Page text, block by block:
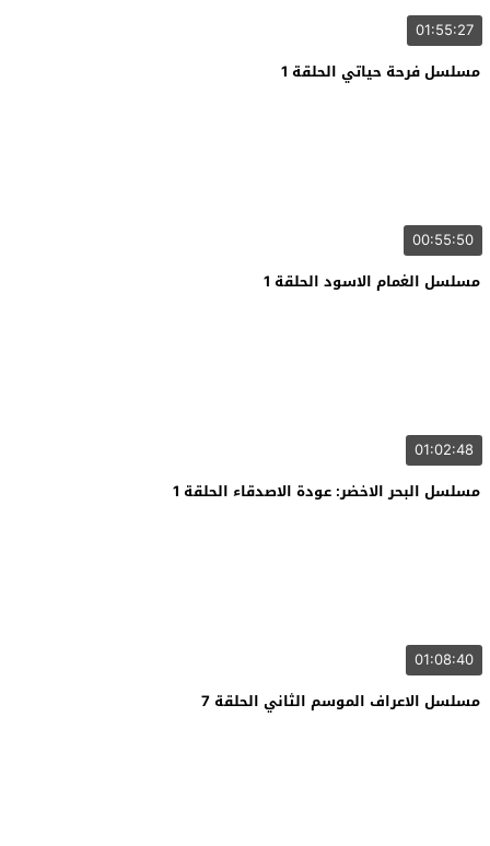
01:55:27
مسلسل فرحة حياتي الحلقة 1
00:55:50
مسلسل الغمام الاسود الحلقة 1
01:02:48
مسلسل البحر الاخضر: عودة الاصدقاء الحلقة 1
01:08:40
مسلسل الاعراف الموسم الثاني الحلقة 7